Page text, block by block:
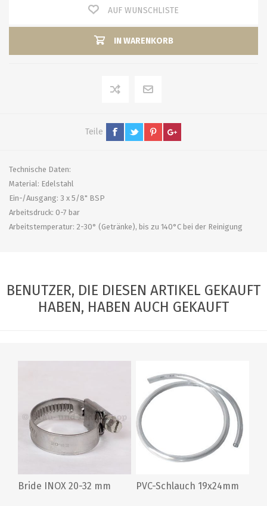
AUF WUNSCHLISTE
IN WARENKORB
Teile
Technische Daten:
Material: Edelstahl
Ein-/Ausgang: 3 x 5/8" BSP
Arbeitsdruck: 0-7 bar
Arbeitstemperatur: 2-30° (Getränke), bis zu 140°C bei der Reinigung
BENUTZER, DIE DIESEN ARTIKEL GEKAUFT
HABEN, HABEN AUCH GEKAUFT
Bride INOX 20-32 mm PVC-Schlauch 19x24mm